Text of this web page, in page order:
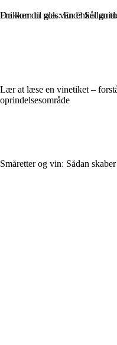
Drikker du nok vand? Sådan
Lær at læse en vinetiket –
oprindelsesområde
Småretter og vin: Sådan
Fra korn til glas: En enkel